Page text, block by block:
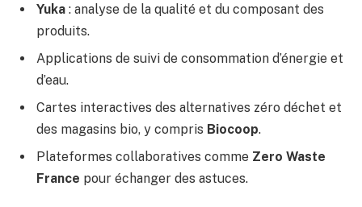
Yuka : analyse de la qualité et du composant des
produits.
Applications de suivi de consommation d’énergie et
d’eau.
Cartes interactives des alternatives zéro déchet et
des magasins bio, y compris Biocoop.
Plateformes collaboratives comme Zero Waste
France pour échanger des astuces.